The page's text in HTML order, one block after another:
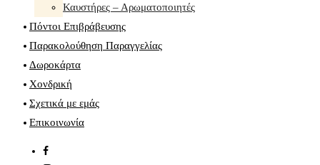
Καυστήρες – Αρωματοποιητές
Πόντοι Επιβράβευσης
Παρακολούθηση Παραγγελίας
Δωροκάρτα
Χονδρική
Σχετικά με εμάς
Επικοινωνία